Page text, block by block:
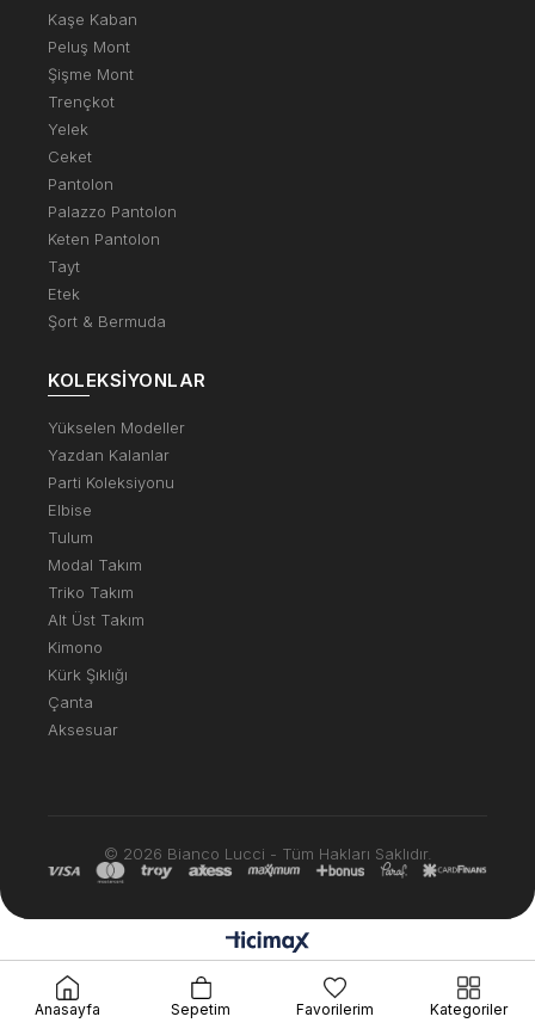
Kaşe Kaban
Peluş Mont
Şişme Mont
Trençkot
Yelek
Ceket
Pantolon
Palazzo Pantolon
Keten Pantolon
Tayt
Etek
Şort & Bermuda
KOLEKSIYONLAR
Yükselen Modeller
Yazdan Kalanlar
Parti Koleksiyonu
Elbise
Tulum
Modal Takım
Triko Takım
Alt Üst Takım
Kimono
Kürk Şıklığı
Çanta
Aksesuar
© 2026 Bianco Lucci - Tüm Hakları Saklıdır.
Anasayfa Sepetim Favorilerim Kategoriler